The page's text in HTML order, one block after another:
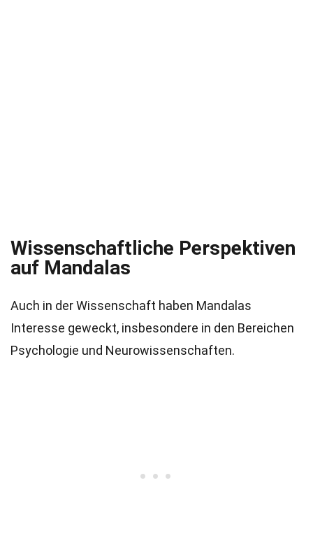
Wissenschaftliche Perspektiven
auf Mandalas
Auch in der Wissenschaft haben Mandalas
Interesse geweckt, insbesondere in den Bereichen
Psychologie und Neurowissenschaften.